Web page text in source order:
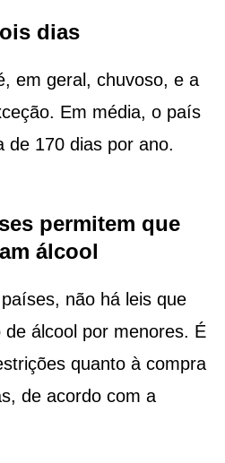
dias
em geral, chuvoso, e a
Em média, o país
de 170 dias por ano.
permitem que
álcool
não há leis que
álcool por menores. É
quanto à compra
de acordo com a